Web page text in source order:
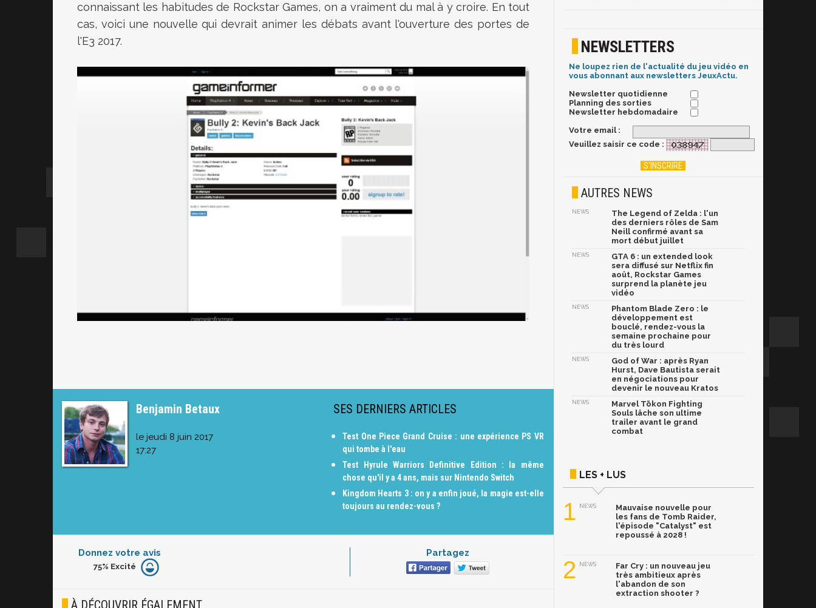
connaissant les habitudes de Rockstar Games, on a vraiment du mal à y croire. En tout
cas, voici une nouvelle qui devrait animer les débats avant l'ouverture des portes de
l'E3 2017.
Benjamin Betaux
le jeudi 8 juin 2017
17:27
SES DERNIERS ARTICLES
Test One Piece Grand Cruise : une expérience PS VR
qui tombe à l'eau
Test Hyrule Warriors Definitive Edition : la même
chose qu'il y a 4 ans, mais sur Nintendo Switch
Kingdom Hearts 3 : on y a enfin joué, la magie est-elle
toujours au rendez-vous ?
Donnez votre avis
Furieux
75% Excité
Partagez
À DÉCOUVRIR ÉGALEMENT
NEWSLETTERS
Ne loupez rien de l'actualité du jeu vidéo en
vous abonnant aux newsletters JeuxActu.
Newsletter quotidienne
Planning des sorties
Newsletter hebdomadaire
Votre email :
Veuillez saisir ce code :
AUTRES NEWS
NEWS
The Legend of Zelda : l'un
des derniers rôles de Sam
Neill confirmé avant sa
mort début juillet
NEWS
GTA 6 : un extended look
sera diffusé sur Netflix fin
août, Rockstar Games
surprend la planète jeu
vidéo
NEWS
Phantom Blade Zero : le
développement est
bouclé, rendez-vous la
semaine prochaine pour
du très lourd
NEWS
God of War : après Ryan
Hurst, Dave Bautista serait
en négociations pour
devenir le nouveau Kratos
NEWS
Marvel Tōkon Fighting
Souls lâche son ultime
trailer avant le grand
combat
LES + LUS
1 NEWS
Mauvaise nouvelle pour
les fans de Tomb Raider,
l'épisode "Catalyst" est
repoussé à 2028 !
2 NEWS
Far Cry : un nouveau jeu
très ambitieux après
l'abandon de son
extraction shooter ?